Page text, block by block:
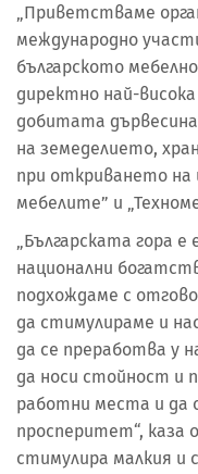
„Приветстваме
международно
българското
директно най-
добитата
на земеделието,
при откриването
мебелите” и
„Българската гора
национални
подхождаме с
да стимулираме и
да се преработва у
да носи стойност и
работни места и да
просперитет“, каза
стимулира малкия и